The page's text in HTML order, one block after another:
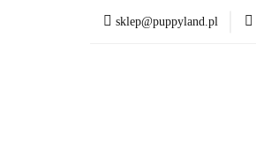
sklep@puppyland.pl